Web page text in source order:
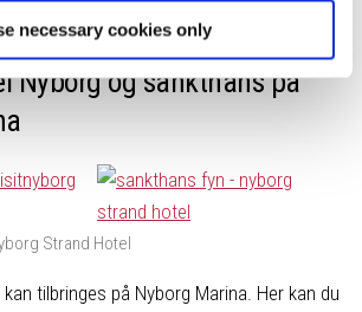
necessary cookies only
Nyborg og sankthans på
Strand Hotel
tilbringes på Nyborg Marina. Her kan du